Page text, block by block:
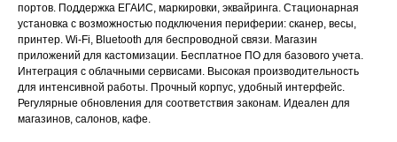
портов. Поддержка ЕГАИС, маркировки, эквайринга. Стационарная
установка с возможностью подключения периферии: сканер, весы,
принтер. Wi-Fi, Bluetooth для беспроводной связи. Магазин
приложений для кастомизации. Бесплатное ПО для базового учета.
Интеграция с облачными сервисами. Высокая производительность
для интенсивной работы. Прочный корпус, удобный интерфейс.
Регулярные обновления для соответствия законам. Идеален для
магазинов, салонов, кафе.